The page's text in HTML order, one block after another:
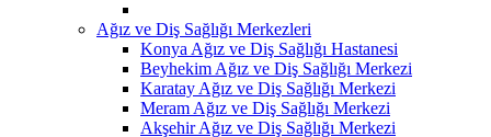
Ağız ve Diş Sağlığı Merkezleri
Konya Ağız ve Diş Sağlığı Hastanesi
Beyhekim Ağız ve Diş Sağlığı Merkezi
Karatay Ağız ve Diş Sağlığı Merkezi
Meram Ağız ve Diş Sağlığı Merkezi
Akşehir Ağız ve Diş Sağlığı Merkezi